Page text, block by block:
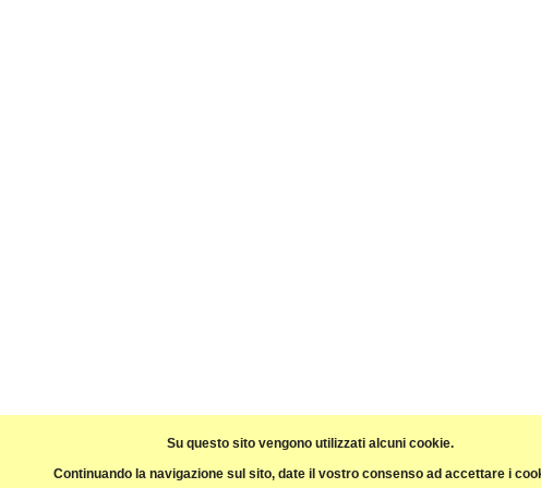
Su questo sito vengono utilizzati alcuni cookie.
Continuando la navigazione sul sito, date il vostro consenso ad accettare i